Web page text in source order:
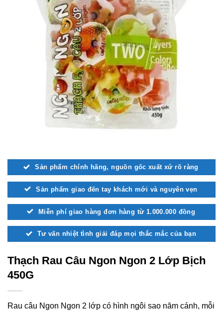
Sản phẩm chính hãng, nguồn gốc xuất xứ rõ ràng
Sản phẩm giao đến tay khách mới và nguyên vẹn
Miễn phí giao hàng đơn hàng từ 1.000.000 đồng
Tư vấn nhiệt tình giải đáp mọi thắc mắc của bạn
Thạch Rau Câu Ngon Ngon 2 Lớp Bịch
450G
Rau câu Ngon Ngon 2 lớp có hình ngôi sao năm cánh, mỗi